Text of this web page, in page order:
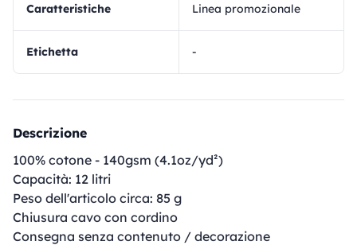
Caratteristiche Linea promozionale
Etichetta -
Descrizione
100% cotone - 140gsm (4.1oz/yd²)
Capacità: 12 litri
Peso dell'articolo circa: 85 g
Chiusura cavo con cordino
Consegna senza contenuto / decorazione